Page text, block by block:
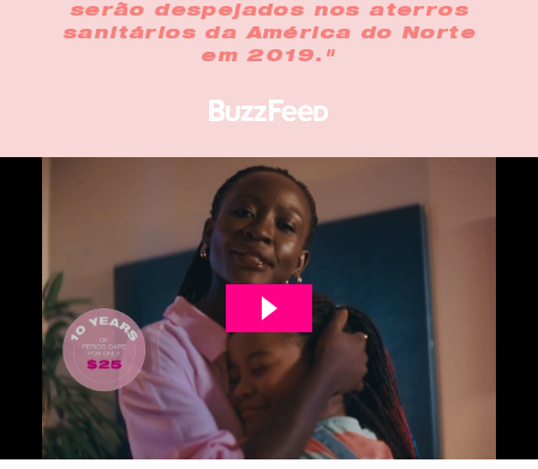
serão despejados nos aterros
sanitários da América do Norte
em 2019."